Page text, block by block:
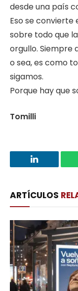
desde una país
Eso se convierte
sobre todo que
orgullo. Siempre
o sea, es como
sigamos.
Porque hay que
Tomilli
LinkedIn
ARTÍCULOS